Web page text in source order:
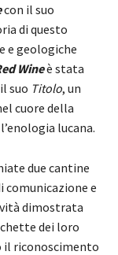
con il suo
di questo
e geologiche
Wineè stata
suo Titolo, un
cuore della
lucana.
due cantine
comunicazione e
dimostrata
dei loro
il riconoscimento